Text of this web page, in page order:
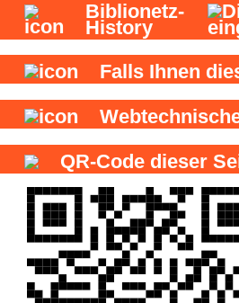
Biblionetz-
History
Falls Ihnen
QR-Code dieser